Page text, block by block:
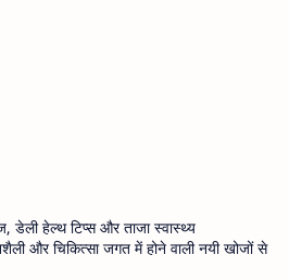
डेली हेल्थ टिप्स और ताजा स्वास्थ्य
और चिकित्सा जगत में होने वाली नयी खोजों से